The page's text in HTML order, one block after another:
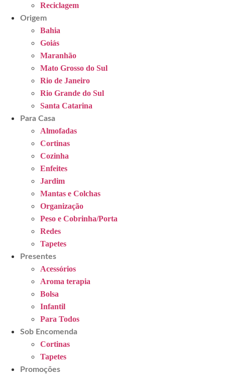
Reciclagem
Origem
Bahia
Goiás
Maranhão
Mato Grosso do Sul
Rio de Janeiro
Rio Grande do Sul
Santa Catarina
Para Casa
Almofadas
Cortinas
Cozinha
Enfeites
Jardim
Mantas e Colchas
Organização
Peso e Cobrinha/Porta
Redes
Tapetes
Presentes
Acessórios
Aroma terapia
Bolsa
Infantil
Para Todos
Sob Encomenda
Cortinas
Tapetes
Promoções